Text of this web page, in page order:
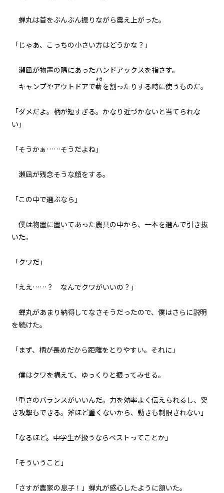
横組み
逆らいがたき運命の中
054
055
８月２４日：Null
056
８月２４日：消滅
059
バトルフィールド
061
062
るしへる
うろぼろす
蝉丸は首をぶんぶん振りながら震え上がった。
「じゃあ、こっちの小さい方はどうかな？」
瀬凪が物置の隅にあったハンドアックスを指さす。
キャンプやアウトドアで薪
まき
を割ったりする時に使うものだ。
「ダメだよ。柄が短すぎる。かなり近づかないと当てられな
い」
「そうかぁ……そうだよね」
瀬凪が残念そうな顔をする。
「この中で選ぶなら――」
僕は物置に置いてあった農具の中から、一本を選んで引き抜
いた。
「クワだ」
「ええ……？ なんでクワがいいの？」
蝉丸があまり納得してなさそうだったので、僕はさらに説明
を続けた。
「まず、柄が長めだから距離をとりやすい。それに――」
僕はクワを構えて、ゆっくりと振ってみせる。
「重さのバランスがいいんだ。力を効率よく伝えられるし、突
き攻撃もできる。斧ほど重くないから、動きも制限されない」
「なるほど。中学生が扱うならベストってことか」
「そういうこと」
「さすが農家の息子！」蝉丸が感心したように頷いた。